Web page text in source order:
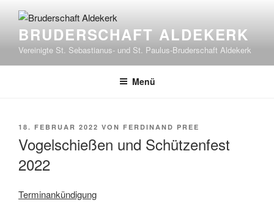
Inhalt
springenBRUDERSCHAFT ALDEKERK
Vereinigte St. Sebastianus- und St. Paulus-Bruderschaft Aldekerk
Menü
VERÖFFENTLICHT
18. FEBRUAR 2022 VON FERDINAND PREE
Vogelschießen und Schützenfest
2022
Terminankündigung